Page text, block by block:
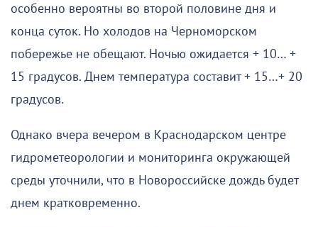
особенно вероятны во второй половине дня и
конца суток. Но холодов на Черноморском
побережье не обещают. Ночью ожидается + 10… +
15 градусов. Днем температура составит + 15…+ 20
градусов.
Однако вчера вечером в Краснодарском центре
гидрометеорологии и мониторинга окружающей
среды уточнили, что в Новороссийске дождь будет
днем кратковременно.